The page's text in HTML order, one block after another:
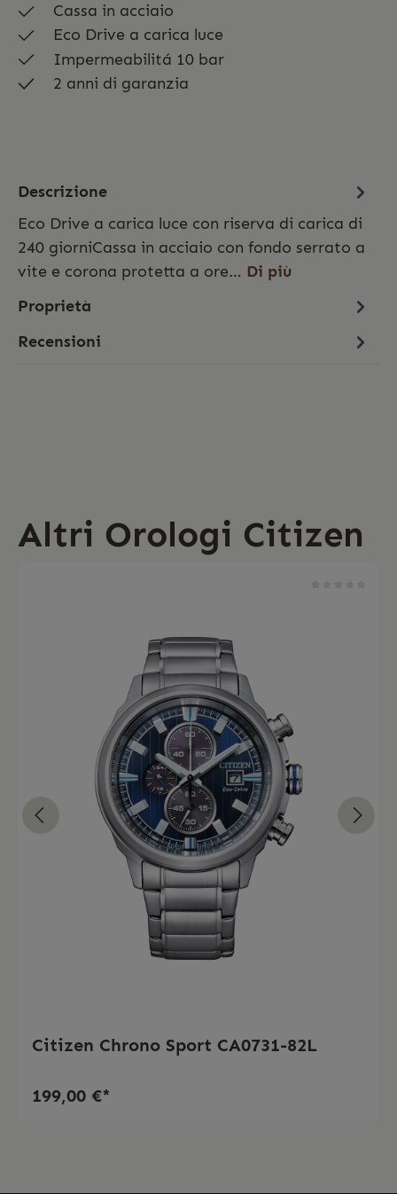
Cassa in acciaio
Eco Drive a carica luce
Impermeabilitá 10 bar
2 anni di garanzia
Descrizione
Eco Drive a carica luce con riserva di carica di
240 giorniCassa in acciaio con fondo serrato a
vite e corona protetta a ore… Di più
Proprietà
Recensioni
Altri Orologi Citizen
Citizen Chrono Sport CA0731-82L
199,00 €*